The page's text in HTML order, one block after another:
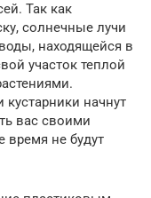
Так как
солнечные лучи
находящейся в
участок теплой
начнут
вас своими
время не будут